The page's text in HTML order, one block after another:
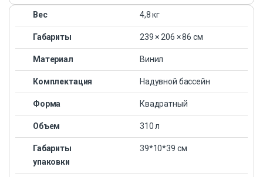
Вес 4,8 кг
Габариты 239 × 206 × 86 см
Материал Винил
Комплектация Надувной бассейн
Форма Квадратный
Объем 310 л
Габариты
упаковки
39*10*39 см